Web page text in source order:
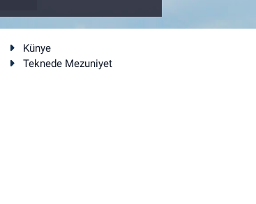
Künye
Teknede Mezuniyet